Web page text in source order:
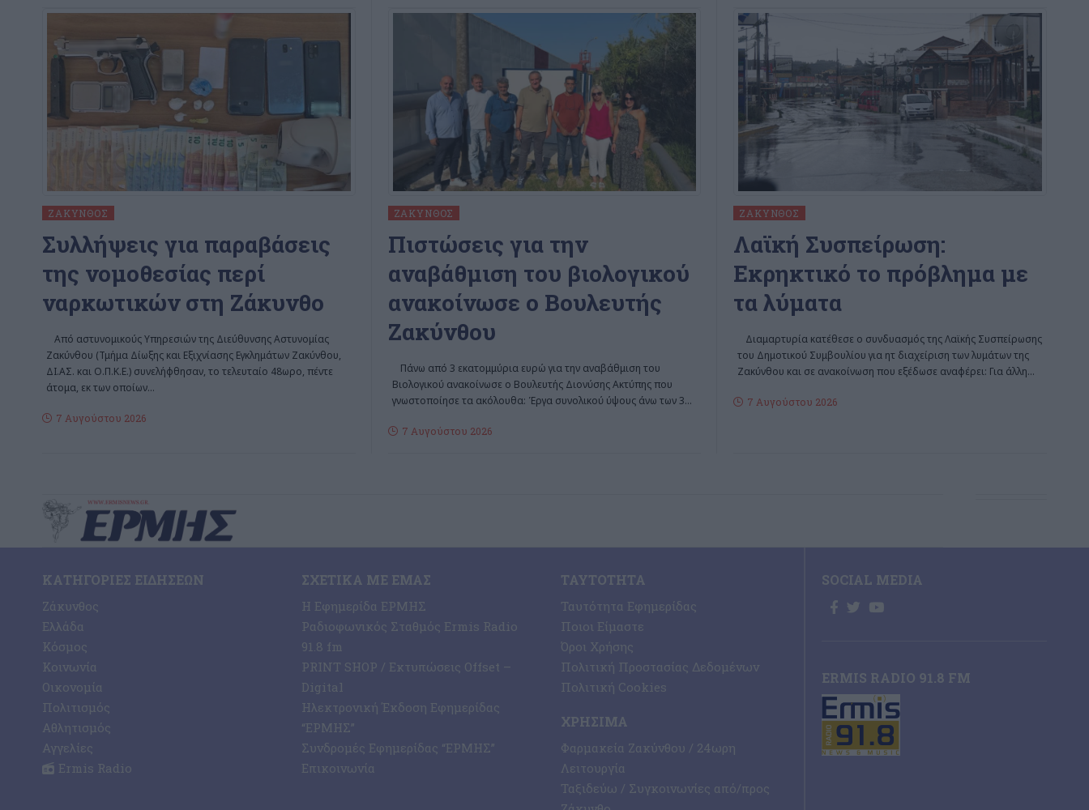
ΖΆΚΥΝΘΟΣ
Συλλήψεις για παραβάσεις
της νομοθεσίας περί
ναρκωτικών στη Ζάκυνθο
Από αστυνομικούς Υπηρεσιών της Διεύθυνσης Αστυνομίας
Ζακύνθου (Τμήμα Δίωξης και Εξιχνίασης Εγκλημάτων Ζακύνθου,
ΔΙ.ΑΣ. και Ο.Π.Κ.Ε.) συνελήφθησαν, το τελευταίο 48ωρο, πέντε
άτομα, εκ των οποίων…
7 Αυγούστου 2026
ΖΆΚΥΝΘΟΣ
Πιστώσεις για την
αναβάθμιση του βιολογικού
ανακοίνωσε ο Βουλευτής
Ζακύνθου
Πάνω από 3 εκατομμύρια ευρώ για την αναβάθμιση του
Βιολογικού ανακοίνωσε ο Βουλευτής Διονύσης Ακτύπης που
γνωστοποίησε τα ακόλουθα: Έργα συνολικού ύψους άνω των 3…
7 Αυγούστου 2026
ΖΆΚΥΝΘΟΣ
Λαϊκή Συσπείρωση:
Εκρηκτικό το πρόβλημα με
τα λύματα
Διαμαρτυρία κατέθεσε ο συνδυασμός της Λαϊκής Συσπείρωσης
του Δημοτικού Συμβουλίου για ητ διαχείριση των λυμάτων της
Ζακύνθου και σε ανακοίνωση που εξέδωσε αναφέρει: Για άλλη…
7 Αυγούστου 2026
ΚΑΤΗΓΟΡΊΕΣ ΕΙΔΉΣΕΩΝ
Ζάκυνθος
Ελλάδα
Κόσμος
Κοινωνία
Οικονομία
Πολιτισμός
Αθλητισμός
Αγγελίες
Ermis Radio
ΣΧΕΤΙΚΆ ΜΕ ΕΜΆΣ
Η Εφημερίδα ΕΡΜΗΣ
Ραδιοφωνικός Σταθμός Ermis Radio
91.8 fm
PRINT SHOP / Εκτυπώσεις Offset –
Digital
Ηλεκτρονική Έκδοση Εφημερίδας
“ΕΡΜΗΣ”
Συνδρομές Εφημερίδας “ΕΡΜΗΣ”
Επικοινωνία
ΤΑΥΤΌΤΗΤΑ
Ταυτότητα Εφημερίδας
Ποιοι Είμαστε
Όροι Χρήσης
Πολιτική Προστασίας Δεδομένων
Πολιτική Cookies
ΧΡΉΣΙΜΑ
Φαρμακεία Ζακύνθου / 24ωρη
Λειτουργία
Ταξιδεύω / Συγκοινωνίες από/προς
SOCIAL MEDIA
ERMIS RADIO 91.8 FM